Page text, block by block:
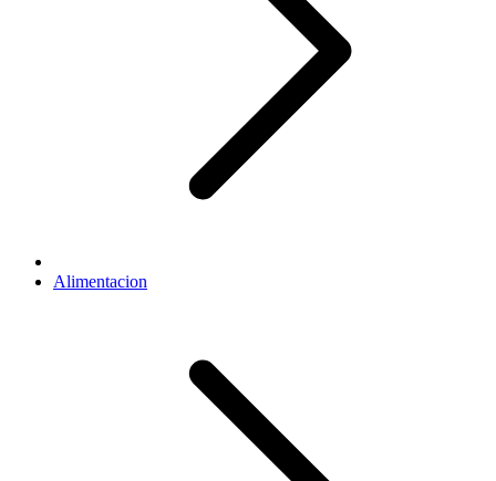
Alimentacion